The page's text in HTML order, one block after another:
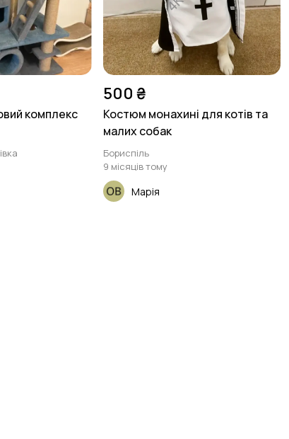
комплекс
500 ₴
Костюм монахині для котів та
малих собак
Бориспіль
9 місяців тому
Марія